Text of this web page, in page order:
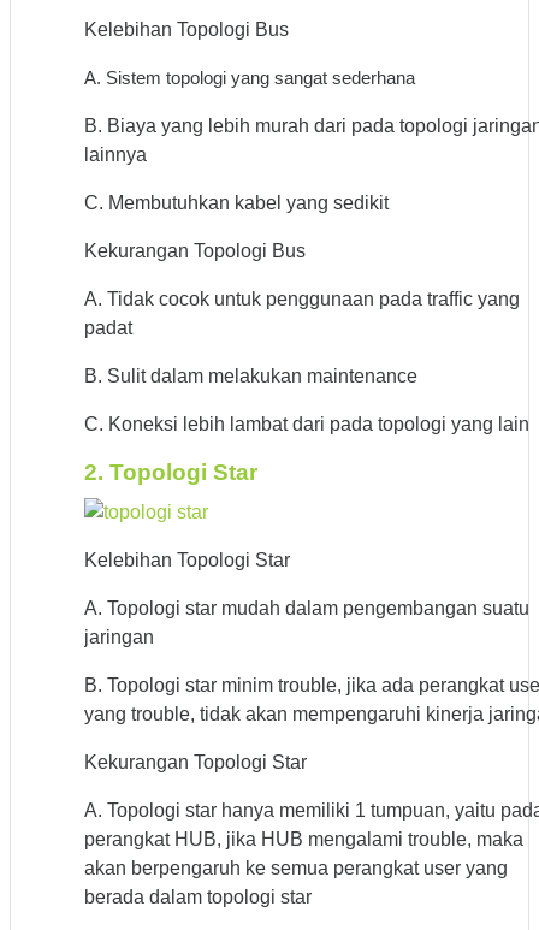
Kelebihan Topologi Bus
A. Sistem topologi yang sangat sederhana
B. Biaya yang lebih murah dari pada topologi
lainnya
C. Membutuhkan kabel yang sedikit
Kekurangan Topologi Bus
A. Tidak cocok untuk penggunaan pada traffic yang
padat
B. Sulit dalam melakukan maintenance
C. Koneksi lebih lambat dari pada topologi yang lain
2. Topologi Star
Kelebihan Topologi Star
A. Topologi star mudah dalam pengembangan suatu
jaringan
B. Topologi star minim trouble, jika ada perangkat
yang trouble, tidak akan mempengaruhi kinerja
Kekurangan Topologi Star
A. Topologi star hanya memiliki 1 tumpuan, yaitu
perangkat HUB, jika HUB mengalami trouble, maka
akan berpengaruh ke semua perangkat user yang
berada dalam topologi star